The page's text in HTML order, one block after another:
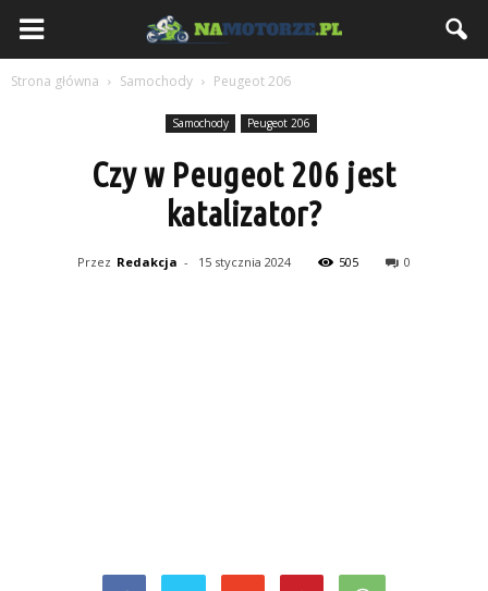
NaMotorze.pl
Strona główna Samochody Peugeot 206
Samochody Peugeot 206
Czy w Peugeot 206 jest
katalizator?
Przez Redakcja - 15 stycznia 2024 505 0